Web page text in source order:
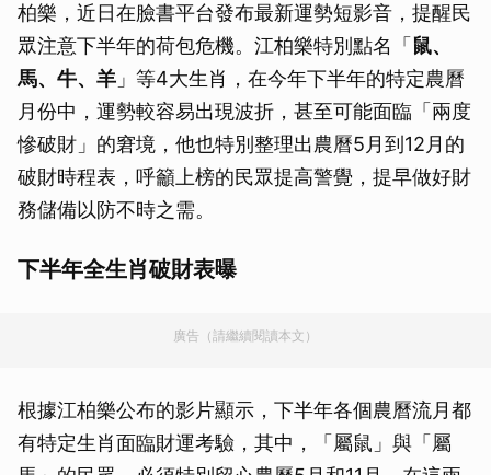
柏樂，近日在臉書平台發布最新運勢短影音，提醒民
眾注意下半年的荷包危機。江柏樂特別點名「 鼠、
馬、牛、羊 」等4大生肖，在今年下半年的特定農曆
月份中，運勢較容易出現波折，甚至可能面臨「兩度
慘破財」的窘境，他也特別整理出農曆5月到12月的
破財時程表，呼籲上榜的民眾提高警覺，提早做好財
務儲備以防不時之需。
下半年全生肖破財表曝
廣告（請繼續閱讀本文）
根據江柏樂公布的影片顯示，下半年各個農曆流月都
有特定生肖面臨財運考驗，其中，「屬鼠」與「屬